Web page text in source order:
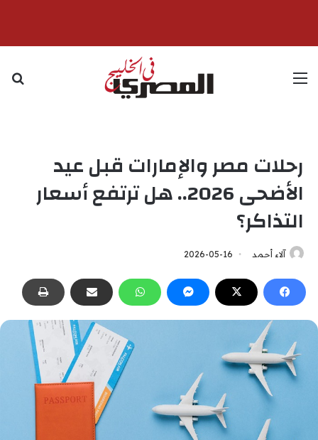
القائمة
رحلات مصر والإمارات قبل عيد
الأضحى 2026.. هل ترتفع أسعار
التذاكر؟
آلاء أحمد 2026-05-16